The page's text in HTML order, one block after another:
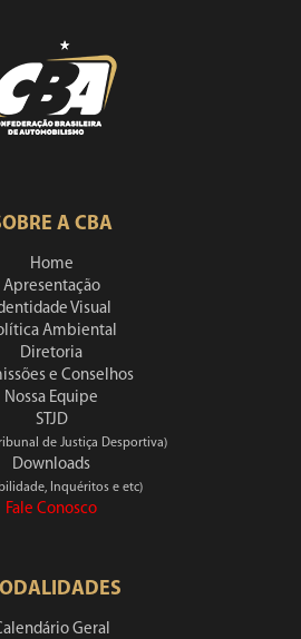
A CBA
Home
Apresentação
Visual
Ambiental
Diretoria
e Conselhos
Nossa Equipe
STJD
de Justiça Desportiva)
Downloads
Inquéritos e etc)
Fale Conosco
Geral